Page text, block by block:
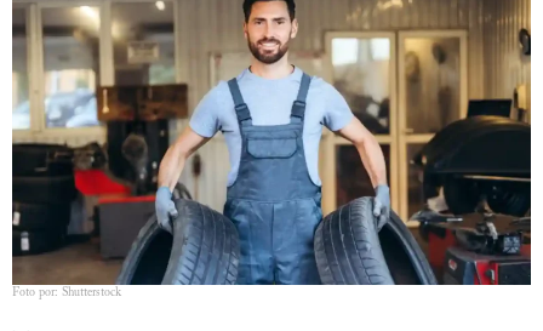
Foto por: Shutterstock